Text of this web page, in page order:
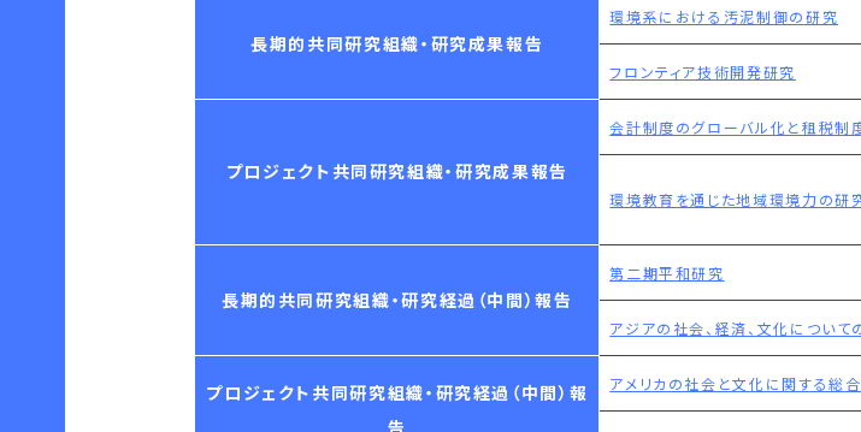
長期的共同研究組織・研究成果報告
環境系における汚泥制御の研究
フロンティア技術開発研究
プロジェクト共同研究組織・研究成果報告
会計制度のグローバル化と租税制
環境教育を通じた地域環境力の研
長期的共同研究組織・研究経過（中間）報告
第二期平和研究
アジアの社会、経済、文化につい
プロジェクト共同研究組織・研究経過（中間）報
アメリカの社会と文化に関する総